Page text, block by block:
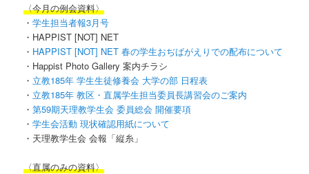
へ
移
動
〈今月の例会資料〉
・学生担当者報3月号
・HAPPIST [NOT] NET
・ HAPPIST [NOT] NET 春の学生おぢばがえりでの配布について
・Happist Photo Gallery 案内チラシ
・ 立教185年 学生生徒修養会 大学の部 日程表
・ 立教185年 教区・直属学生担当委員長講習会のご案内
・第59期天理教学生会 委員総会 開催要項
・学生会活動 現状確認用紙について
・天理教学生会 会報「縦糸」
〈直属のみの資料〉